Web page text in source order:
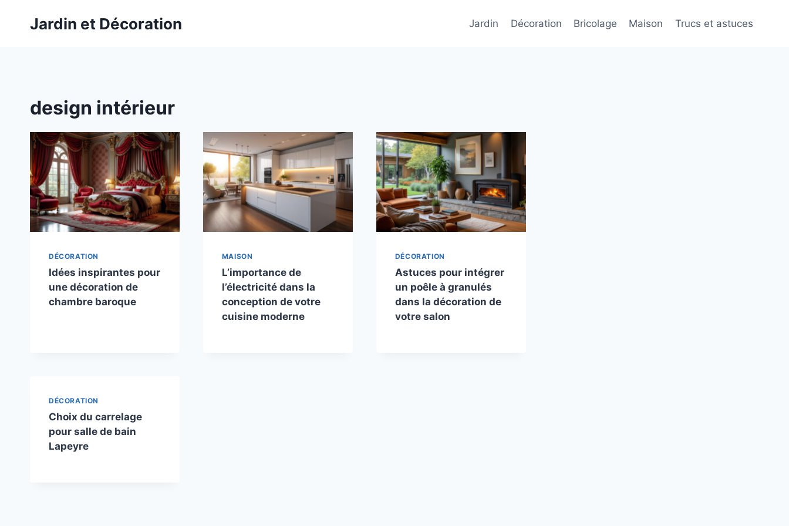
Jardin et Décoration Jardin Décoration Bricolage Maison Trucs et astuces
design intérieur
DÉCORATION
Idées inspirantes pour
une décoration de
chambre baroque
MAISON
L’importance de
l’électricité dans la
conception de votre
cuisine moderne
DÉCORATION
Astuces pour intégrer
un poêle à granulés
dans la décoration de
votre salon
DÉCORATION
Choix du carrelage
pour salle de bain
Lapeyre